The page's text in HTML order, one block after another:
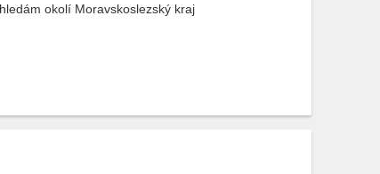
okolí Moravskoslezský kraj